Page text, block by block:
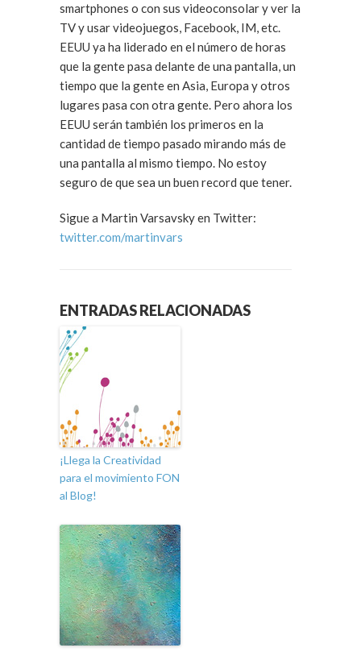
smartphones o con sus videoconsolar y ver la
TV y usar videojuegos, Facebook, IM, etc.
EEUU ya ha liderado en el número de horas
que la gente pasa delante de una pantalla, un
tiempo que la gente en Asia, Europa y otros
lugares pasa con otra gente. Pero ahora los
EEUU serán también los primeros en la
cantidad de tiempo pasado mirando más de
una pantalla al mismo tiempo. No estoy
seguro de que sea un buen record que tener.
Sigue a Martin Varsavsky en Twitter:
twitter.com/martinvars
ENTRADAS RELACIONADAS
¡Llega la Creatividad
para el movimiento FON
al Blog!